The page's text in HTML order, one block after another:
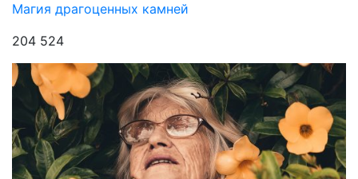
Магия драгоценных камней
204 524